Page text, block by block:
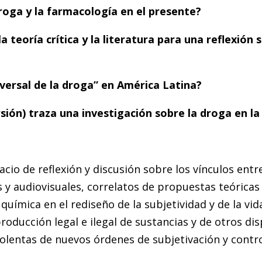
y la farmacología en el presente?
teoría crítica y la literatura para una reflexión
de la droga” en América Latina?
traza una investigación sobre la droga en
de reflexión y discusión sobre los vínculos
audiovisuales, correlatos de propuestas
en el rediseño de la subjetividad y de la
legal e ilegal de sustancias y de otros
de nuevos órdenes de subjetivación y